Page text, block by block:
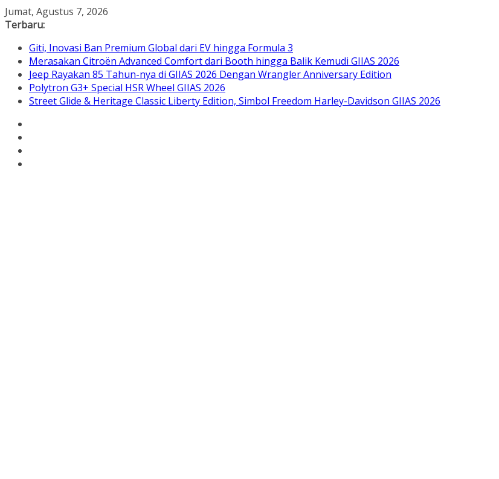
Skip
to
Jumat, Agustus 7, 2026
Terbaru:
Giti, Inovasi Ban Premium Global dari EV hingga Formula 3
Merasakan Citroën Advanced Comfort dari Booth hingga Balik Kemudi GIIAS 2026
Jeep Rayakan 85 Tahun-nya di GIIAS 2026 Dengan Wrangler Anniversary Edition
Polytron G3+ Special HSR Wheel GIIAS 2026
Street Glide & Heritage Classic Liberty Edition, Simbol Freedom Harley-Davidson GIIAS 2026